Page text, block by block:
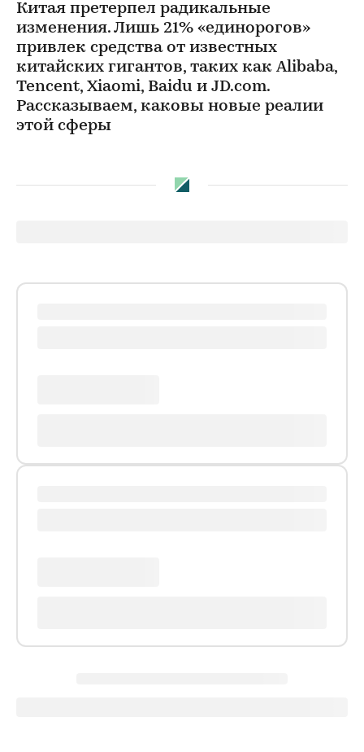
Китая претерпел радикальные
изменения. Лишь 21% «единорогов»
привлек средства от известных
китайских гигантов, таких как Alibaba,
Tencent, Xiaomi, Baidu и JD.com.
Рассказываем, каковы новые реалии
этой сферы